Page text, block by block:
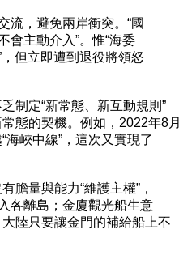
，避免兩岸衝突。“國
會主動介入”。惟“海委
但立即遭到退役將領怒
定“新常態、新互動規則”
態的契機。例如，2022年8月
峽中線”，這次又實現了
量與能力“維護主權”，
各離島；金廈觀光船生意
陸只要讓金門的補給船上不